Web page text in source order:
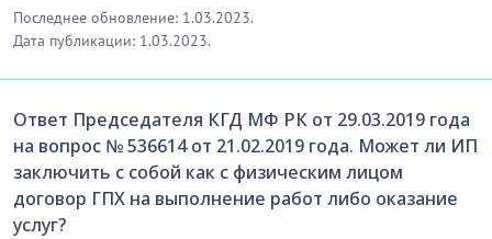
Последнее обновление: 1.03.2023.
Дата публикации: 1.03.2023.
Ответ Председателя КГД МФ РК от 29.03.2019 года
на вопрос № 536614 от 21.02.2019 года. Может ли ИП
заключить с собой как с физическим лицом
договор ГПХ на выполнение работ либо оказание
услуг?